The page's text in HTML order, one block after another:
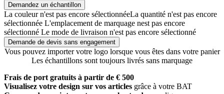
Demandez un échantillon
La couleur n'est pas encore sélectionnéeLa quantité n'est pas encore
sélectionnée L'emplacement de marquage nest pas encore
sélectionné Le mode de livraison n'est pas encore sélectionné
Demande de devis sans engagement
Vous pouvez importer votre logo lorsque vous êtes dans votre panier
Les échantillons sont toujours livrés sans marquage
Frais de port gratuits à partir de € 500
Visualisez votre design sur vos articles grâce à votre BAT